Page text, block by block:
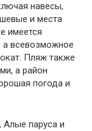
навесы,
и места
имеется
а всевозможное
Пляж также
а район
погода и
паруса и